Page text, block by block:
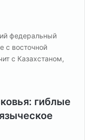
федеральный
с восточной
с Казахстаном,
гиблые